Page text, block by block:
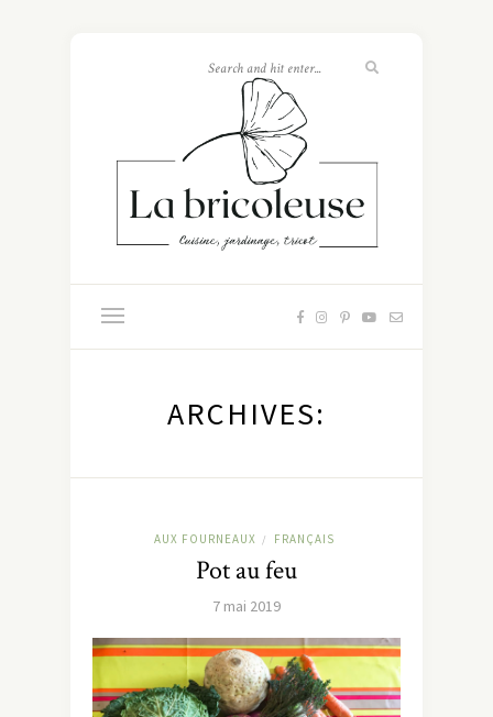
ARCHIVES:
AUX FOURNEAUX / FRANÇAIS
Pot au feu
7 mai 2019